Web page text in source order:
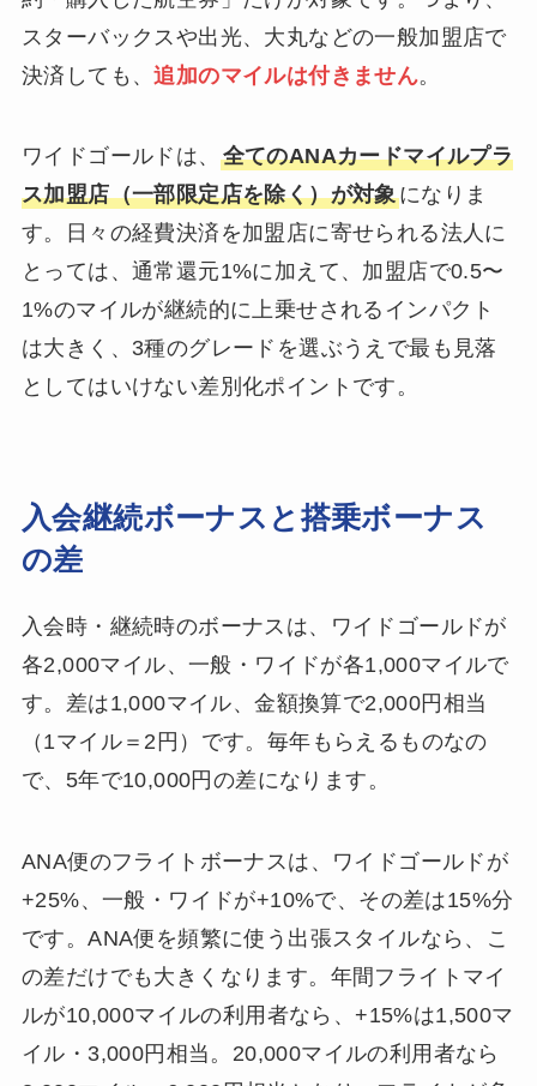
スターバックスや出光、大丸などの一般加盟店で
決済しても、追加のマイルは付きません。
ワイドゴールドは、 全てのANAカードマイルプラ
ス加盟店（一部限定店を除く）が対象になりま
す。日々の経費決済を加盟店に寄せられる法人に
とっては、通常還元1%に加えて、加盟店で0.5〜
1%のマイルが継続的に上乗せされるインパクト
は大きく、3種のグレードを選ぶうえで最も見落
としてはいけない差別化ポイントです。
入会継続ボーナスと搭乗ボーナス
の差
入会時・継続時のボーナスは、ワイドゴールドが
各2,000マイル、一般・ワイドが各1,000マイルで
す。差は1,000マイル、金額換算で2,000円相当
（1マイル＝2円）です。毎年もらえるものなの
で、5年で10,000円の差になります。
ANA便のフライトボーナスは、ワイドゴールドが
+25%、一般・ワイドが+10%で、その差は15%分
です。ANA便を頻繁に使う出張スタイルなら、こ
の差だけでも大きくなります。年間フライトマイ
ルが10,000マイルの利用者なら、+15%は1,500マ
イル・3,000円相当。20,000マイルの利用者なら